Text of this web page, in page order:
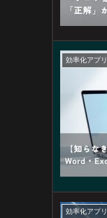
効率化アプリ
効率化アプリ